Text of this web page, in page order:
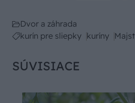
Dvor a záhrada
kurín pre sliepky kuríny
SÚVISIACE